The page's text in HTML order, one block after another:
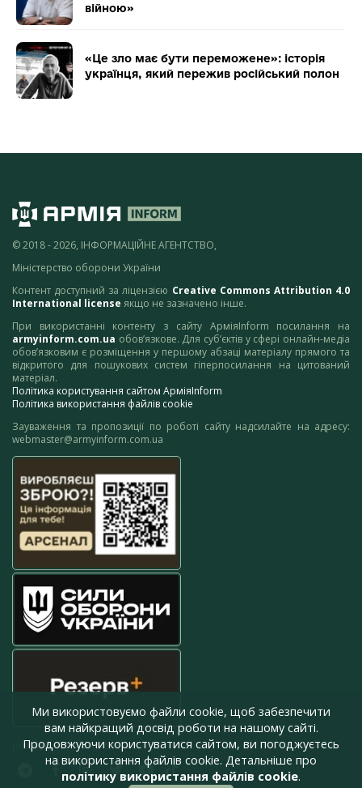
війною»
«Це зло має бути переможене»: історія
українця, який пережив російський полон
© 2018 - 2026, ІНФОРМАЦІЙНЕ АГЕНТСТВО,
Міністерство оборони України
Контент доступний за ліцензією Creative Commons Attribution 4.0
International license якщо не зазначено інше.
При використанні контенту з сайту АрміяInform посилання на
armyinform.com.ua обов’язкове. Для суб’єктів у сфері онлайн-медіа
обов’язковим є розміщення у першому абзаці матеріалу прямого та
відкритого для пошукових систем гіперпосилання на цитований
матеріал.
Політика користування сайтом АрміяInform
Політика використання файлів cookie
Зауваження та пропозиції по роботі сайту надсилайте на адресу:
webmaster@armyinform.com.ua
press@armyinform.com.ua
Ми використовуємо файли cookie, щоб забезпечити
вам найкращий досвід роботи на нашому сайті.
Продовжуючи користуватися сайтом, ви погоджуєтесь
на використання файлів cookie. Детальніше про
політику використання файлів cookie.